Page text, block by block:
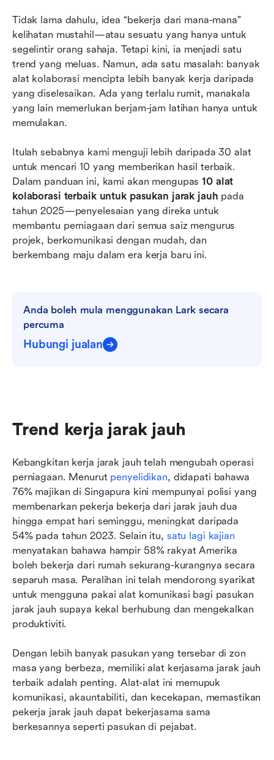
Tidak lama dahulu, idea “bekerja dari mana-mana”
kelihatan mustahil—atau sesuatu yang hanya untuk
segelintir orang sahaja. Tetapi kini, ia menjadi satu
trend yang meluas. Namun, ada satu masalah: banyak
alat kolaborasi mencipta lebih banyak kerja daripada
yang diselesaikan. Ada yang terlalu rumit, manakala
yang lain memerlukan berjam-jam latihan hanya untuk
memulakan.
Itulah sebabnya kami menguji lebih daripada 30 alat
untuk mencari 10 yang memberikan hasil terbaik.
Dalam panduan ini, kami akan mengupas 10 alat
kolaborasi terbaik untuk pasukan jarak jauh pada
tahun 2025—penyelesaian yang direka untuk
membantu perniagaan dari semua saiz mengurus
projek, berkomunikasi dengan mudah, dan
berkembang maju dalam era kerja baru ini.
Anda boleh mula menggunakan Lark secara
percuma
Hubungi jualan
Trend kerja jarak jauh
Kebangkitan kerja jarak jauh telah mengubah operasi
perniagaan. Menurut penyelidikan, didapati bahawa
76% majikan di Singapura kini mempunyai polisi yang
membenarkan pekerja bekerja dari jarak jauh dua
hingga empat hari seminggu, meningkat daripada
54% pada tahun 2023. Selain itu, satu lagi kajian
menyatakan bahawa hampir 58% rakyat Amerika
boleh bekerja dari rumah sekurang-kurangnya secara
separuh masa. Peralihan ini telah mendorong syarikat
untuk mengguna pakai alat komunikasi bagi pasukan
jarak jauh supaya kekal berhubung dan mengekalkan
produktiviti.
Dengan lebih banyak pasukan yang tersebar di zon
masa yang berbeza, memiliki alat kerjasama jarak jauh
terbaik adalah penting. Alat-alat ini memupuk
komunikasi, akauntabiliti, dan kecekapan, memastikan
pekerja jarak jauh dapat bekerjasama sama
berkesannya seperti pasukan di pejabat.
sekilas
10 alat kerjasama terbaik untuk pasukan jarak
jauh pada tahun 2026
Soalan Lazim
Kesimpulan